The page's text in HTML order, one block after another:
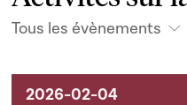
Tous les évènements
Activités liées au dossier